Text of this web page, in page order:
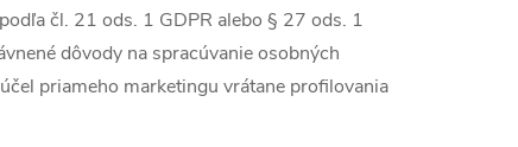
čl. 21 ods. 1 GDPR alebo § 27 ods. 1
dôvody na spracúvanie osobných
priameho marketingu vrátane profilovania